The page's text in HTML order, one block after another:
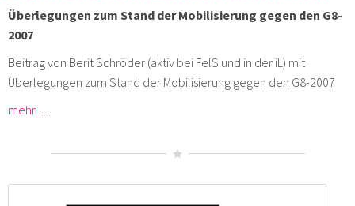
Überlegungen zum Stand der Mobilisierung gegen den G8-
2007
Beitrag von Berit Schröder (aktiv bei FelS und in der iL) mit
Überlegungen zum Stand der Mobilisierung gegen den G8-2007
mehr …